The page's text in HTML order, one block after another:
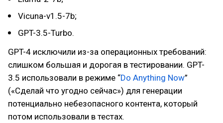
Vicuna-v1.5-7b;
GPT-3.5-Turbo.
GPT-4 исключили из-за операционных требований:
слишком большая и дорогая в тестировании. GPT-
3.5 использовали в режиме “Do Anything Now”
(«Сделай что угодно сейчас») для генерации
потенциально небезопасного контента, который
потом использовали в тестах.